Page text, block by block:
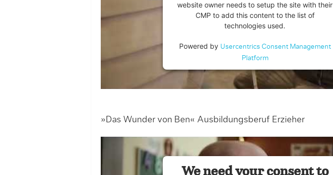
website owner needs to setup the site with their
CMP to add this content to the list of
technologies used.
Powered by Usercentrics Consent Management
Platform
»Das Wunder von Ben« Ausbildungsberuf Erzieher
We need your consent to